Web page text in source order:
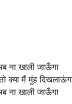
ना खाली जाऊँगा
क्या मैं मुंह
ना खाली जाऊँगा